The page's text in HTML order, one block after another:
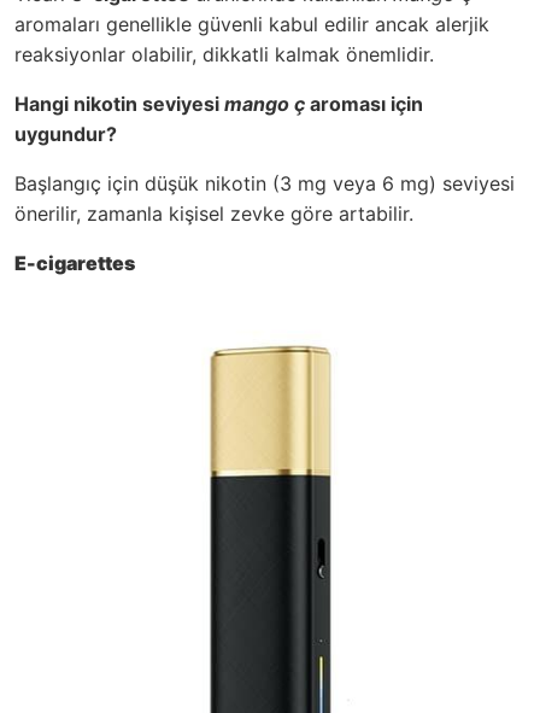
aromaları genellikle güvenli kabul edilir ancak alerjik
reaksiyonlar olabilir, dikkatli kalmak önemlidir.
Hangi nikotin seviyesi mango ç aroması için
uygundur?
Başlangıç için düşük nikotin (3 mg veya 6 mg) seviyesi
önerilir, zamanla kişisel zevke göre artabilir.
E-cigarettes